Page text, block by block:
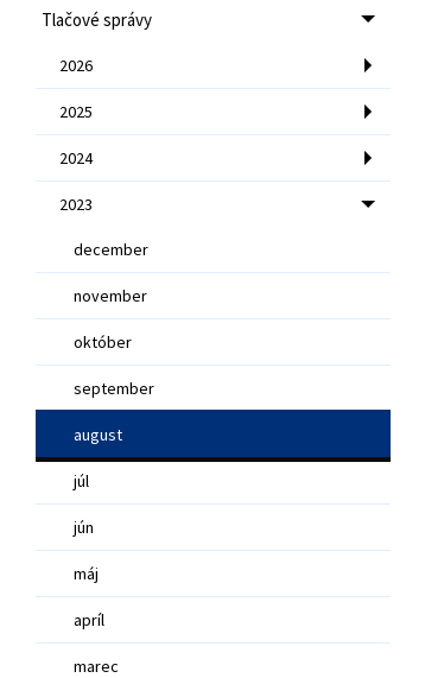
Tlačové správy
2026
2025
2024
2023
december
november
október
september
august
júl
jún
máj
apríl
marec